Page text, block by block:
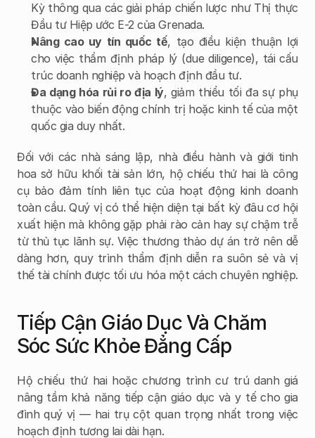
Kỳ thông qua các giải pháp chiến lược như Thị thực
Đầu tư Hiệp ước E-2 của Grenada.
Nâng cao uy tín quốc tế, tạo điều kiện thuận lợi
cho việc thẩm định pháp lý (due diligence), tái cấu
trúc doanh nghiệp và hoạch định đầu tư.
Đa dạng hóa rủi ro địa lý, giảm thiểu tối đa sự phụ
thuộc vào biến động chính trị hoặc kinh tế của một
quốc gia duy nhất.
Đối với các nhà sáng lập, nhà điều hành và giới tinh
hoa sở hữu khối tài sản lớn, hộ chiếu thứ hai là công
cụ bảo đảm tính liên tục của hoạt động kinh doanh
toàn cầu. Quý vị có thể hiện diện tại bất kỳ đâu cơ hội
xuất hiện mà không gặp phải rào cản hay sự chậm trễ
từ thủ tục lãnh sự. Việc thương thảo dự án trở nên dễ
dàng hơn, quy trình thẩm định diễn ra suôn sẻ và vị
thế tài chính được tối ưu hóa một cách chuyên nghiệp.
Tiếp Cận Giáo Dục Và Chăm
Sóc Sức Khỏe Đẳng Cấp
Hộ chiếu thứ hai hoặc chương trình cư trú danh giá
nâng tầm khả năng tiếp cận giáo dục và y tế cho gia
đình quý vị — hai trụ cột quan trọng nhất trong việc
hoạch định tương lai dài hạn.